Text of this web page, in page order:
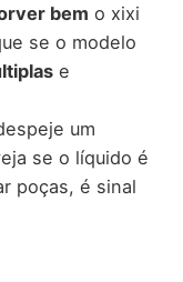
bem o xixi
se o modelo
e
um
se o líquido é
poças, é sinal